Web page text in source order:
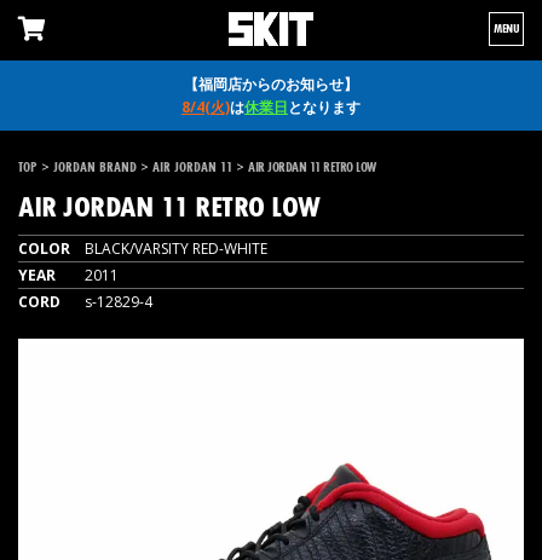
【福岡店からのお知らせ】
8/4(火)は休業日となります
MENU
TOP > JORDAN BRAND > AIR JORDAN 11 > AIR JORDAN 11 RETRO LOW
AIR JORDAN 11 RETRO LOW
COLOR
BLACK/VARSITY RED-WHITE
YEAR
2011
CORD
s-12829-4